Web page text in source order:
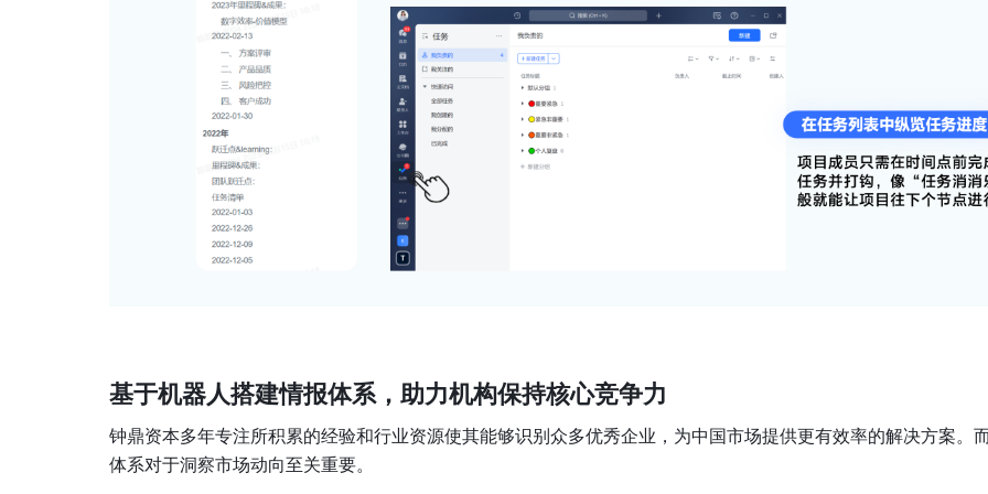
基于机器人搭建情报体系，助力机构保持核心竞争力
钟鼎资本多年专注所积累的经验和行业资源使其能够识别众多优秀企业，为中国市场提供更有效率的解决方案。
体系对于洞察市场动向至关重要。